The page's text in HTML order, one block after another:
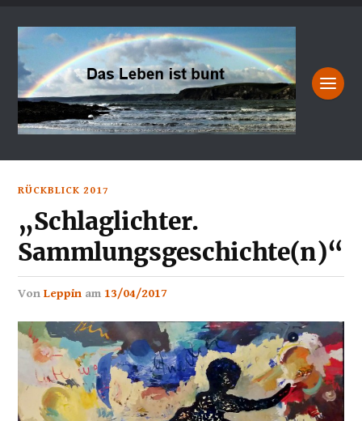
RÜCKBLICK 2017
„Schlaglichter.
Sammlungsgeschichte(n)“
vonLeppin am13/04/2017